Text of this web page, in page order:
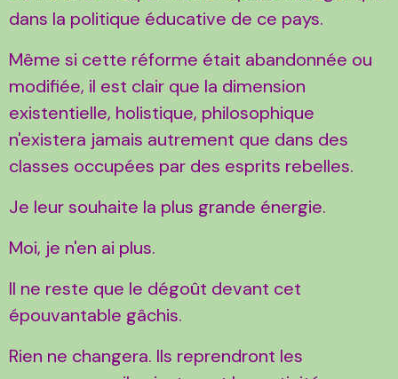
dans la politique éducative de ce pays.
Même si cette réforme était abandonnée ou
modifiée, il est clair que la dimension
existentielle, holistique, philosophique
n'existera jamais autrement que dans des
classes occupées par des esprits rebelles.
Je leur souhaite la plus grande énergie.
Moi, je n'en ai plus.
Il ne reste que le dégoût devant cet
épouvantable gâchis.
Rien ne changera. Ils reprendront les